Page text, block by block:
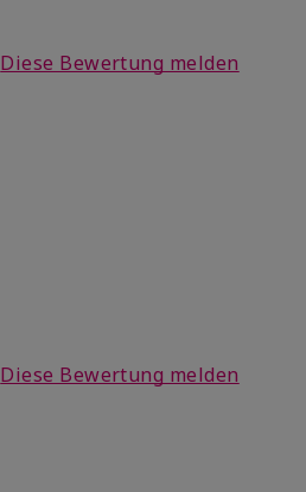
5
Diese Bewertung melden
5
Diese Bewertung melden